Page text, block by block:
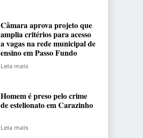
Câmara aprova projeto que
amplia critérios para acesso
a vagas na rede municipal de
ensino em Passo Fundo
Leia mais
Homem é preso pelo crime
de estelionato em Carazinho
Leia mais